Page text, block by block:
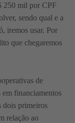
250 mil por CPF
sendo qual e a
iremos usar. Por
que chegaremos
de
financiamentos
dois primeiros
relação ao